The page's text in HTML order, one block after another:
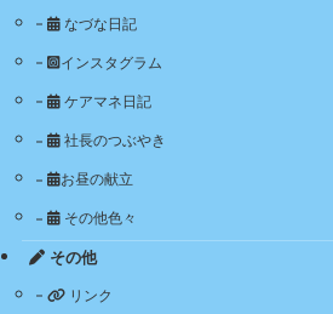
なづな日記
インスタグラム
ケアマネ日記
社長のつぶやき
お昼の献立
その他色々
その他
リンク